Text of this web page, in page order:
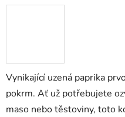
Vynikající uzená paprika
pokrm. Ať už potřebujete
maso nebo těstoviny, toto